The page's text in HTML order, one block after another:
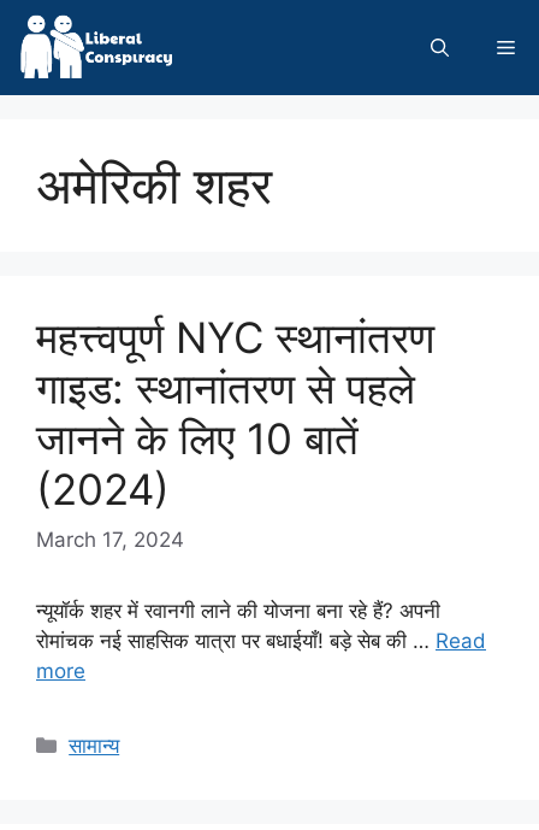
Skip
content
अमेरिकी शहर
महत्त्वपूर्ण NYC स्थानांतरण
गाइड: स्थानांतरण से पहले
जानने के लिए 10 बातें
(2024)
March 17, 2024
न्यूयॉर्क शहर में रवानगी लाने की योजना बना रहे हैं? अपनी
रोमांचक नई साहसिक यात्रा पर बधाईयाँ! बड़े सेब की … Read
more
Categories
सामान्य